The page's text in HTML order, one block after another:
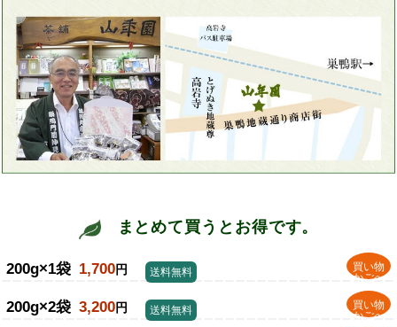
まとめて買うとお得です。
200g×1袋 1,700円
買い物
かごへ
送料無料
200g×2袋 3,200円
買い物
かごへ
送料無料